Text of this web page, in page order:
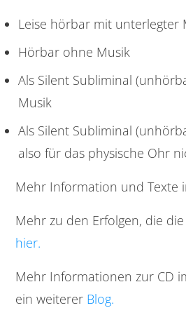
Leise hörbar mit unterlegter
Hörbar ohne Musik
Als Silent Subliminal
Musik
Als Silent Subliminal
also für das physische Ohr
Mehr Information und Texte
Mehr zu den Erfolgen, die die
hier.
Mehr Informationen zur CD
ein weiterer Blog.